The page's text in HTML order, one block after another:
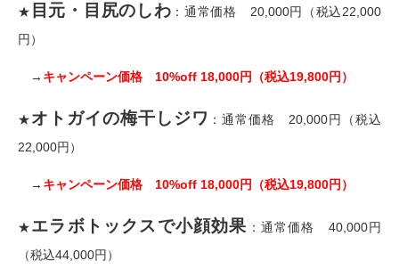
★ 目元・目尻のしわ ：通常価格 20,000円（税込22,000
円）
→ キャンペーン価格 10%off 18,000円（税込19,800円）
★オトガイの梅干しジワ ：通常価格 20,000円（税込
22,000円）
→ キャンペーン価格 10%off 18,000円（税込19,800円）
★エラボトックスで小顔効果 ：通常価格 40,000円
（税込44,000円）